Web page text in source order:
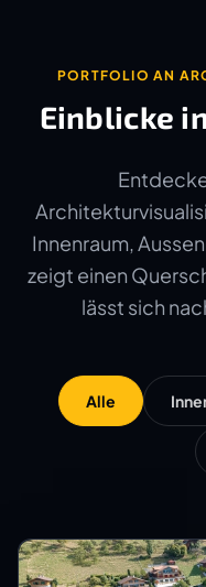
PORTFOLIO AN
Einblicke
Innenraum,
zeigt einen
lässt sich
Alle